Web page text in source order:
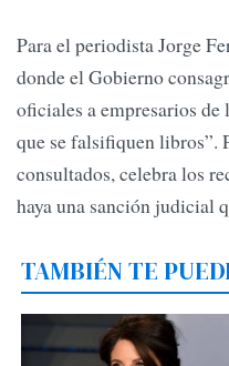
Para el periodista Jorge
donde el Gobierno
oficiales a empresarios
que se falsifiquen libros”.
consultados, celebra los
haya una sanción judicial
TAMBIÉN TE